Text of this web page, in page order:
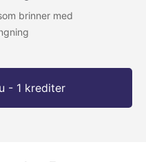
brinner med
- 1 krediter